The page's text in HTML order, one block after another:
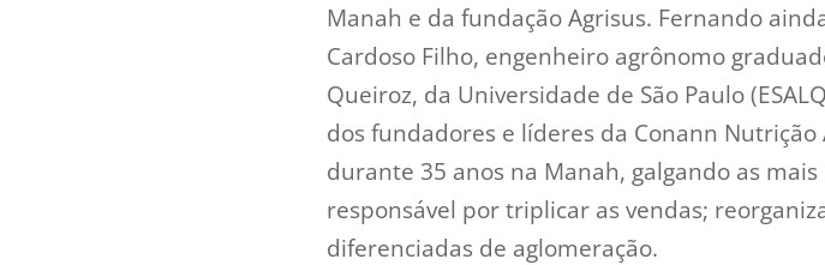
Manah e da fundação Agrisus. Fernando
Cardoso Filho, engenheiro agrônomo
Queiroz, da Universidade de São Paulo
dos fundadores e líderes da Conann
durante 35 anos na Manah, galgando as
responsável por triplicar as vendas;
diferenciadas de aglomeração.